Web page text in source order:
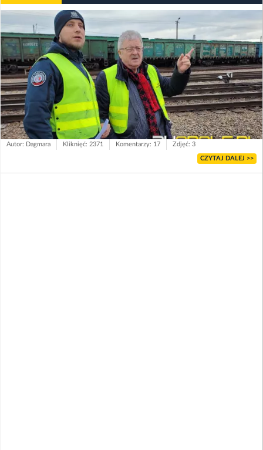
Autor: Dagmara Kliknięć: 2371 Komentarzy: 17 Zdjęć: 3
CZYTAJ DALEJ >>